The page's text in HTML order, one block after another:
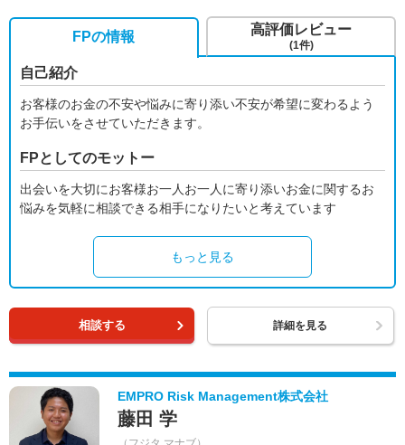
FPの情報
自己紹介
お客様のお金の不安や悩みに寄り添い不安が希望に変わるよう
お手伝いをさせていただきます。
FPとしてのモットー
出会いを大切にお客様お一人お一人に寄り添いお金に関するお
悩みを気軽に相談できる相手になりたいと考えています
もっと見る
高評価レビュー
(1件)
相談する 詳細を見る
EMPRO Risk Management株式会社
藤田 学